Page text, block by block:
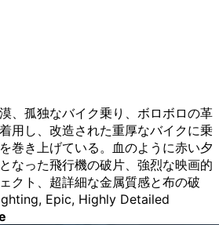
、孤独なバイク乗り、ボロボロの革
用し、改造された重厚なバイクに乗
巻き上げている。血のように赤い夕
なった飛行機の破片、強烈な映画的
クト、超詳細な金属質感と布の破
Epic, Highly Detailed